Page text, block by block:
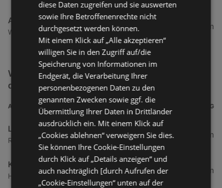
Action
Weidach 12, 6330 Kufstein
192,6 km
Weitere Schnäppchen & Restposten Filialen in
der Nähe
ADRESSE ENTFERNUNG
LIBRO
Rheinstraße 99b, top 5, 6971 Hard
6,28 km
KiK
Harder Straße 54, 6923 Lauterach
9,59 km
diese Daten zugreifen und sie auswerten
sowie Ihre Betroffenenrechte nicht
durchgesetzt werden können.
Mit einem Klick auf „Alle akzeptieren“
willigen Sie in den Zugriff auf/die
Speicherung von Informationen im
Endgerät, die Verarbeitung Ihrer
personenbezogenen Daten zu den
genannten Zwecken sowie ggf. die
Übermittlung Ihrer Daten in Drittländer
ausdrücklich ein. Mit einem Klick auf
„Cookies ablehnen“ verweigern Sie dies.
Sie können Ihre Cookie-Einstellungen
durch Klick auf „Details anzeigen“ und
auch nachträglich [durch Aufrufen der
„Cookie-Einstellungen“ unten auf der